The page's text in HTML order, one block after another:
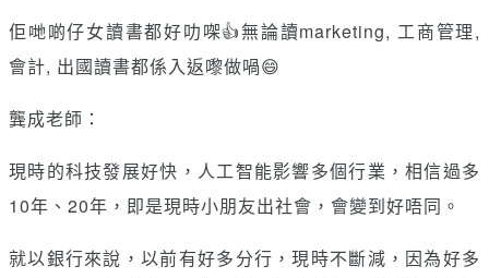
佢哋啲仔女讀書都好叻㗎👍無論讀marketing, 工商管理,
會計, 出國讀書都係入返嚟做喎😄
龔成老師：
現時的科技發展好快，人工智能影響多個行業，相信過多
10年、20年，即是現時小朋友出社會，會變到好唔同。
就以銀行來說，以前有好多分行，現時不斷減，因為好多